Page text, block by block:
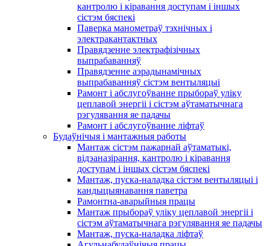
кантролю і кіравання доступам і іншых
сістэм бяспекі
Паверка манометраў тэхнічных і
электракантактных
Правядзенне электрафізічных
выпрабаванняў
Правядзенне аэрадынамічных
выпрабаванняў сістэм вентыляцыі
Рамонт і абслугоўванне прыбораў уліку
цеплавой энергіі і сістэм аўтаматычнага
рэгулявання яе падачы
Рамонт і абслугоўванне ліфтаў
Будаўнічыя і мантажныя работы
Мантаж сістэм пажарнай аўтаматыкі,
відэаназірання, кантролю і кіравання
доступам і іншых сістэм бяспекі
Мантаж, пуска-наладка сістэм вентыляцыі і
кандыцыянавання паветра
Рамонтна-аварыйныя працы
Мантаж прыбораў уліку цеплавой энергіі і
сістэм аўтаматычнага рэгулявання яе падачы
Мантаж, пуска-наладка ліфтаў